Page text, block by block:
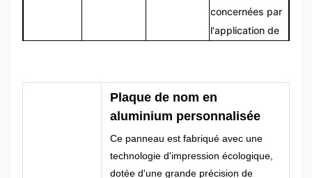
concernées par
l'application de
par le règlement
(UE) no
182/2011 du
Conseil.
Plaque de nom en
aluminium personnalisée
Ce panneau est fabriqué avec une
technologie d'impression écologique,
dotée d'une grande précision de